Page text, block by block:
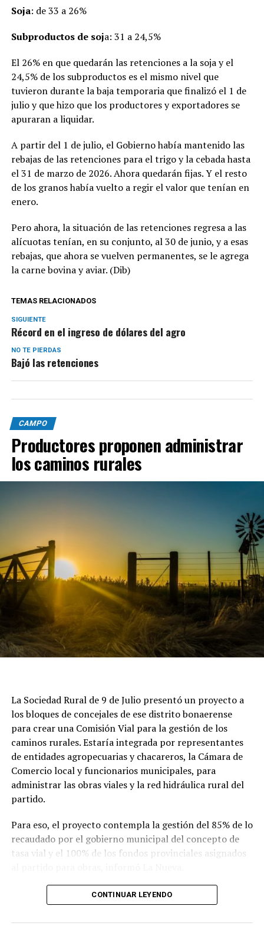
Soja: de 33 a 26%
Subproductos de soja: 31 a 24,5%
El 26% en que quedarán las retenciones a la soja y el
24,5% de los subproductos es el mismo nivel que
tuvieron durante la baja temporaria que finalizó el 1 de
julio y que hizo que los productores y exportadores se
apuraran a liquidar.
A partir del 1 de julio, el Gobierno había mantenido las
rebajas de las retenciones para el trigo y la cebada hasta
el 31 de marzo de 2026. Ahora quedarán fijas. Y el resto
de los granos había vuelto a regir el valor que tenían en
enero.
Pero ahora, la situación de las retenciones regresa a las
alícuotas tenían, en su conjunto, al 30 de junio, y a esas
rebajas, que ahora se vuelven permanentes, se le agrega
la carne bovina y aviar. (Dib)
TEMAS RELACIONADOS
SIGUIENTE
Récord en el ingreso de dólares del agro
NO TE PIERDAS
Bajó las retenciones
CAMPO
Productores proponen administrar
los caminos rurales
La Sociedad Rural de 9 de Julio presentó un proyecto a
los bloques de concejales de ese distrito bonaerense
para crear una Comisión Vial para la gestión de los
caminos rurales. Estaría integrada por representantes
de entidades agropecuarias y chacareros, la Cámara de
Comercio local y funcionarios municipales, para
administrar las obras viales y la red hidráulica rural del
partido.
Para eso, el proyecto contempla la gestión del 85% de lo
recaudado por el gobierno municipal del concepto de
tasa vial y el 100% de los fondos provinciales asignados
El presidente de la Sociedad Rural de 9 de Julio, Hugo
un trabajo de cinco meses en donde se recolectó
CONTINUAR LEYENDO